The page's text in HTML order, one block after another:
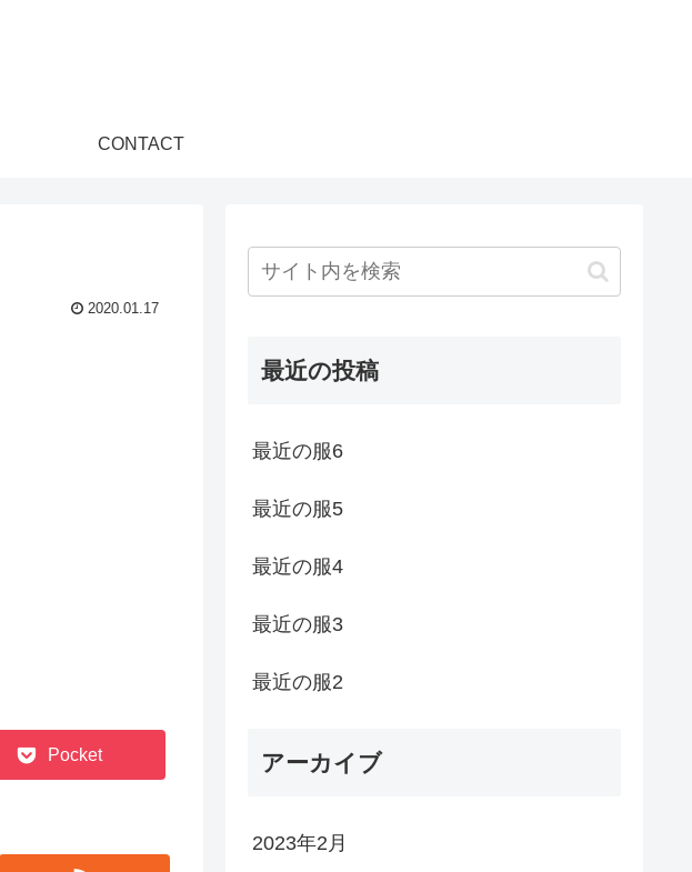
CONTACT
2020.01.17
Pocket
最近の投稿
最近の服6
最近の服5
最近の服4
最近の服3
最近の服2
アーカイブ
2023年2月